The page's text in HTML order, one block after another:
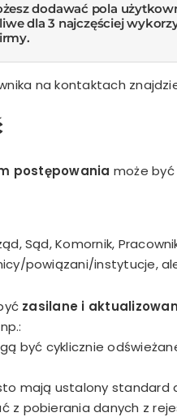
dodawać pola
dla 3 najczęściej
na kontaktach
postępowania może być
Sąd, Komornik,
powiązani/instytucje,
zasilane i
być cyklicznie
mają ustalony standard
z pobierania danych z